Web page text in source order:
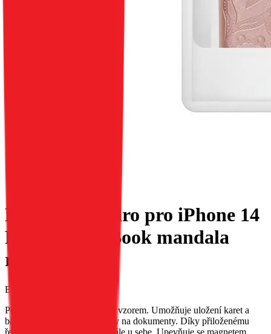
Flipové pouzdro pro iPhone 14
PRO Mezzo Book mandala
růžové zlato
EAN:
Pouzdro MEZZO s reliéfním vzorem. Umožňuje uložení karet a
bankovek; má speciální kapsy na dokumenty. Díky přiloženému
řemínku jej můžete mít neustále u sebe. Upevňuje se magnetem.